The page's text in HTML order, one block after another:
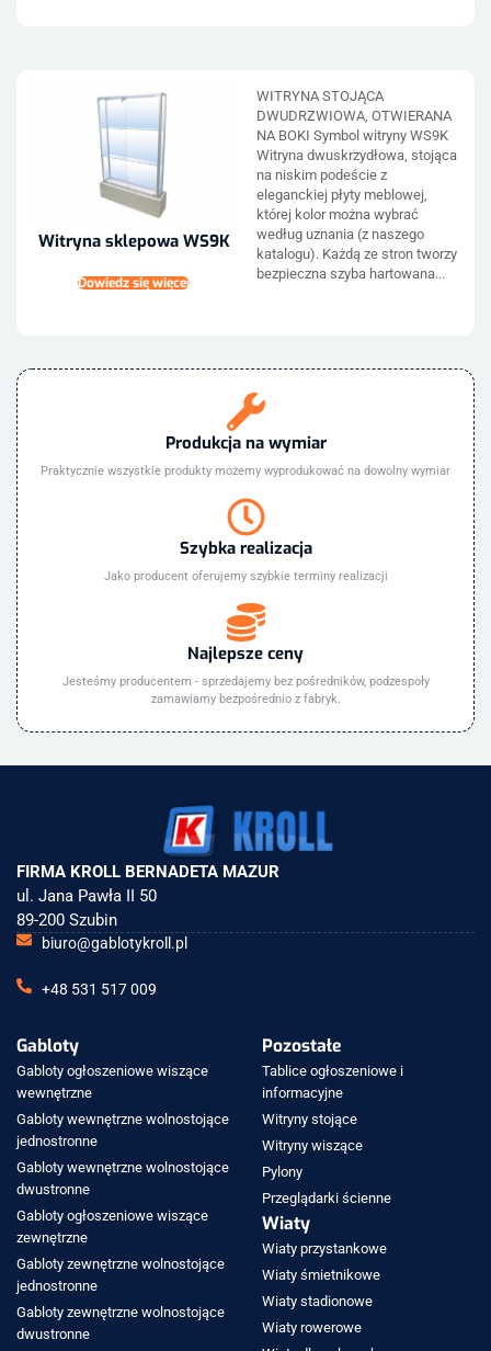
Produkcja na wymiar
Praktycznie wszystkie produkty możemy wyprodukować na dowolny wymiar
Szybka realizacja
Jako producent oferujemy szybkie terminy realizacji
Najlepsze ceny
Jesteśmy producentem - sprzedajemy bez pośredników, podzespoły
zamawiamy bezpośrednio z fabryk.
Witryna sklepowa WS9K
Dowiedz się więcej
WITRYNA STOJĄCA
DWUDRZWIOWA, OTWIERANA
NA BOKI Symbol witryny WS9K
Witryna dwuskrzydłowa, stojąca
na niskim podeście z
eleganckiej płyty meblowej,
której kolor można wybrać
według uznania (z naszego
katalogu). Każdą ze stron tworzy
bezpieczna szyba hartowana...
FIRMA KROLL BERNADETA MAZUR
ul. Jana Pawła II 50
89-200 Szubin
biuro@gablotykroll.pl
+48 531 517 009
Gabloty
Gabloty ogłoszeniowe wiszące
wewnętrzne
Gabloty wewnętrzne wolnostojące
jednostronne
Gabloty wewnętrzne wolnostojące
dwustronne
Gabloty ogłoszeniowe wiszące
zewnętrzne
Gabloty zewnętrzne wolnostojące
jednostronne
Gabloty zewnętrzne wolnostojące
dwustronne
Pozostałe
Tablice ogłoszeniowe i
informacyjne
Witryny stojące
Witryny wiszące
Pylony
Przeglądarki ścienne
Wiaty
Wiaty przystankowe
Wiaty śmietnikowe
Wiaty stadionowe
Wiaty rowerowe